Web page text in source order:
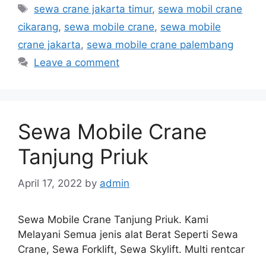
Tags
sewa crane jakarta timur, sewa mobil crane
cikarang, sewa mobile crane, sewa mobile
crane jakarta, sewa mobile crane palembang
Leave a comment
Sewa Mobile Crane
Tanjung Priuk
April 17, 2022 by admin
Sewa Mobile Crane Tanjung Priuk. Kami
Melayani Semua jenis alat Berat Seperti Sewa
Crane, Sewa Forklift, Sewa Skylift. Multi rentcar